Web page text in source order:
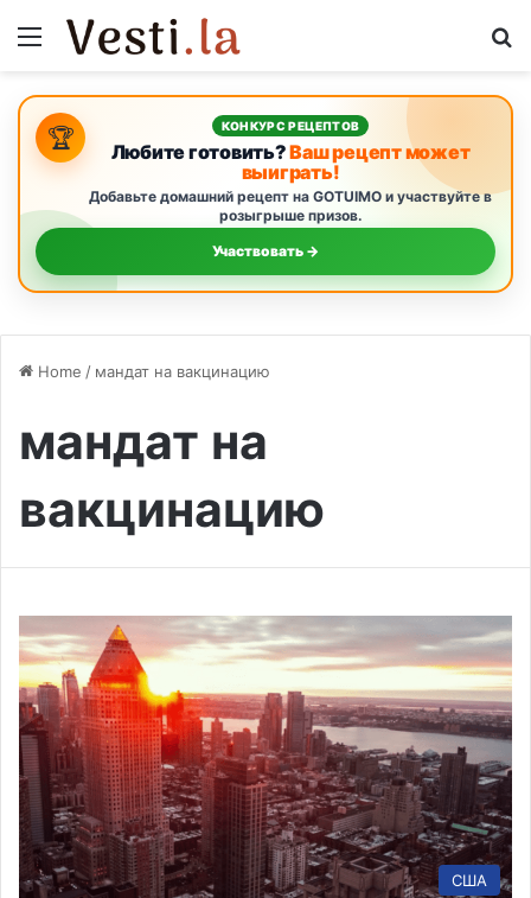
Menu
🏆 КОНКУРС РЕЦЕПТОВ
Любите готовить?Ваш рецепт может
выиграть!
Добавьте домашний рецепт на GOTUIMO и участвуйте в
розыгрыше призов.
Участвовать →
Home / мандат на вакцинацию
мандат на
вакцинацию
США